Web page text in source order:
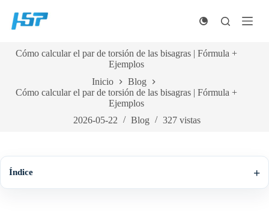
contenido
Cómo calcular el par de torsión de las bisagras | Fórmula +
Ejemplos
Inicio
Blog
Cómo calcular el par de torsión de las bisagras | Fórmula +
Ejemplos
2026-05-22
Blog 327vistas
Índice